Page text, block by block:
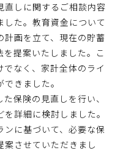
直しに関するご相談内容
た。教育資金について
計画を立て、現在の貯蓄
提案いたしました。こ
なく、家計全体のライ
きました。
保険の見直しを行い、
詳細に検討しました。
に基づいて、必要な保
させていただきまし